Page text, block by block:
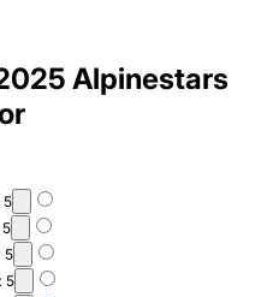
Alpinestars
5
5
5